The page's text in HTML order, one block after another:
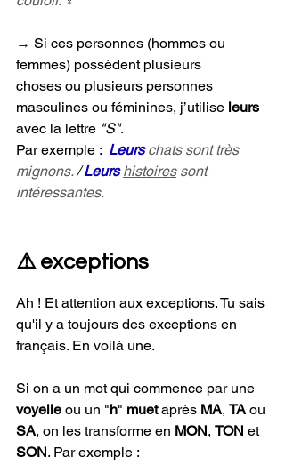
→ Si ces personnes (hommes ou
femmes) possèdent plusieurs
choses ou plusieurs personnes
masculines ou féminines, j’utilise leurs
avec la lettre "S".
Par exemple : Leurs chats sont très
mignons. / Leurs histoires sont
intéressantes.
⚠️ exceptions
Ah ! Et attention aux exceptions. Tu sais
qu'il y a toujours des exceptions en
français. En voilà une.
Si on a un mot qui commence par une
voyelle ou un "h" muet après MA, TA ou
SA, on les transforme en MON, TON et
SON. Par exemple :